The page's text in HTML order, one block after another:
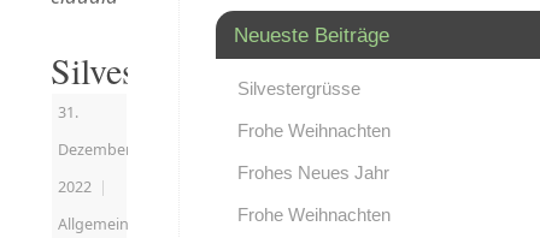
Silvestergrüsse
31.
Dezember
2022 |
Allgemein
Neueste Beiträge
Silvestergrüsse
Frohe Weihnachten
Frohes Neues Jahr
Frohe Weihnachten